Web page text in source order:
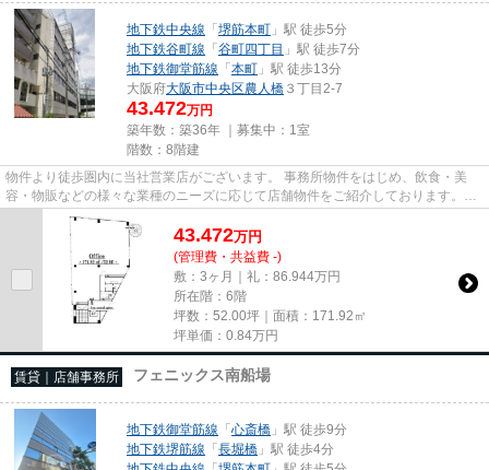
地下鉄中央線 「堺筋本町 」駅 徒歩5分
地下鉄谷町線 「谷町四丁目 」駅 徒歩7分
地下鉄御堂筋線 「本町 」駅 徒歩13分
大阪府大阪市中央区農人橋 ３丁目2-7
43.472万円
築年数：築36年 ｜募集中： 1室
階数：8階建
物件より徒歩圏内に当社営業店がございます。 事務所物件をはじめ、飲食・美
容・物販などの様々な業種のニーズに応じて店舗物件をご紹介しております。
尚、弊社ではおとり広告は一切...
43.472万円
(管理費・共益費 -)
敷：3ヶ月｜礼：86.944万円
所在階：6階
坪数：52.00坪｜面積：171.92㎡
坪単価： 0.84万円
賃貸｜店舗事務所 フェニックス南船場
地下鉄御堂筋線 「心斎橋 」駅 徒歩9分
地下鉄堺筋線 「長堀橋 」駅 徒歩4分